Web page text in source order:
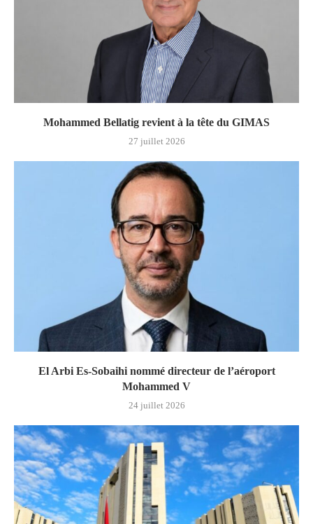
Mohammed Bellatig revient à la tête du GIMAS
27 juillet 2026
El Arbi Es-Sobaihi nommé directeur de l’aéroport
Mohammed V
24 juillet 2026